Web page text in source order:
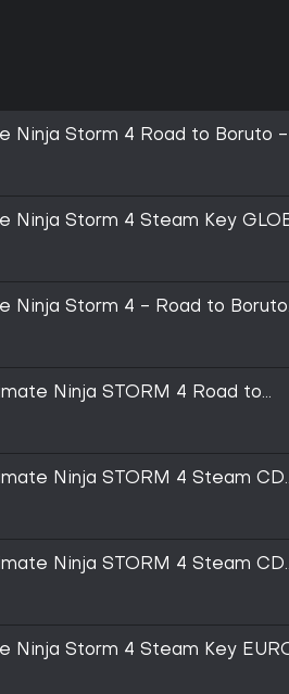
Ninja Storm 4 Road to Boruto
Ninja Storm 4 Steam Key
Ninja Storm 4 - Road to Boruto
EUROPE
Ninja STORM 4 Road to
CD Key
Ninja STORM 4 Steam CD
Ninja STORM 4 Steam CD
Ninja Storm 4 Steam Key